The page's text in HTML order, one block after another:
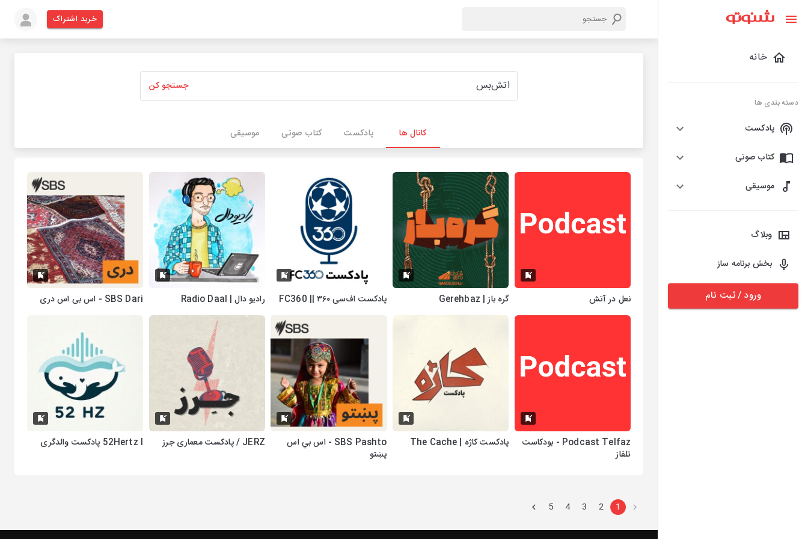
خانه
دسته بندی ها
پادکست
کتاب صوتی
موسیقی
وبلاگ
بخش برنامه ساز
ورود / ثبت نام
خرید اشتراک
جستجو کن
کانال ها پادکست کتاب صوتی موسیقی
نعل در آتش گره باز | Gerehbaz پادکست اف‌سی ۳۶۰ || FC360 رادیو دال | Radio Daal SBS Dari - اس بی اس دری
Podcast Telfaz - بودكاست
تلفاز
پادکست کاژه | The Cache
SBS Pashto - اس بي اس
پښتو
JERZ / پادکست معماری جرز 52Hertz I پادکست والدگری
1
2
3
4
5